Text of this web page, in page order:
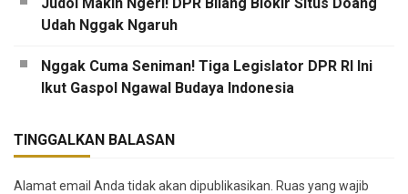
Udah Nggak Ngaruh
Nggak Cuma Seniman! Tiga Legislator DPR RI Ini
Ikut Gaspol Ngawal Budaya Indonesia
TINGGALKAN BALASAN
Alamat email Anda tidak akan dipublikasikan. Ruas yang wajib